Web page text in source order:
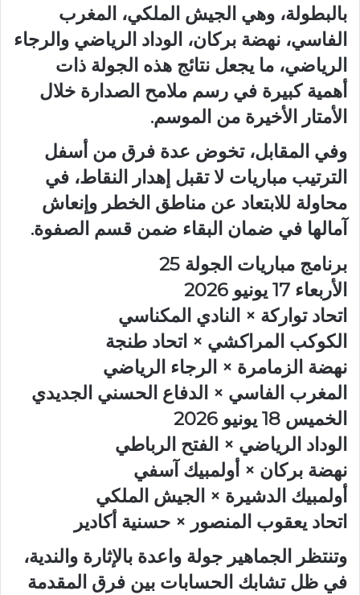
بالبطولة، وهي الجيش الملكي، المغرب
الفاسي، نهضة بركان، الوداد الرياضي والرجاء
الرياضي، ما يجعل نتائج هذه الجولة ذات
أهمية كبيرة في رسم ملامح الصدارة خلال
الأمتار الأخيرة من الموسم.
وفي المقابل، تخوض عدة فرق من أسفل
الترتيب مباريات لا تقبل إهدار النقاط، في
محاولة للابتعاد عن مناطق الخطر وإنعاش
آمالها في ضمان البقاء ضمن قسم الصفوة.
برنامج مباريات الجولة 25
الأربعاء 17 يونيو 2026
اتحاد تواركة × النادي المكناسي
الكوكب المراكشي × اتحاد طنجة
نهضة الزمامرة × الرجاء الرياضي
المغرب الفاسي × الدفاع الحسني الجديدي
الخميس 18 يونيو 2026
الوداد الرياضي × الفتح الرباطي
نهضة بركان × أولمبيك آسفي
أولمبيك الدشيرة × الجيش الملكي
اتحاد يعقوب المنصور × حسنية أكادير
وتنتظر الجماهير جولة واعدة بالإثارة والندية،
في ظل تشابك الحسابات بين فرق المقدمة